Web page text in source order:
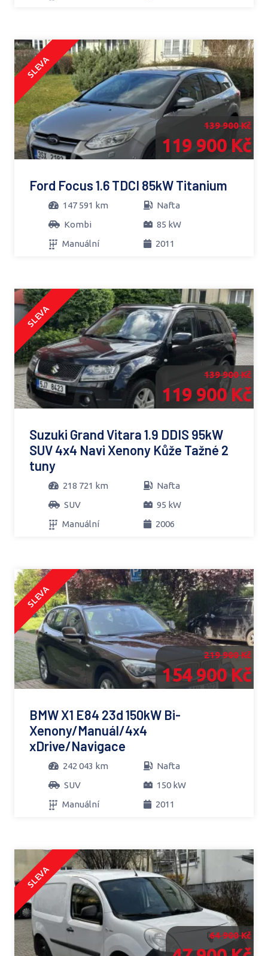
SLEVA
139 900 Kč
119 900 Kč
Ford Focus 1.6 TDCI 85kW Titanium
147 591 km
Nafta
Kombi
85 kW
Manuální
2011
SLEVA
139 900 Kč
119 900 Kč
Suzuki Grand Vitara 1.9 DDIS 95kW
SUV 4x4 Navi Xenony Kůže Tažné 2
tuny
218 721 km
Nafta
SUV
95 kW
Manuální
2006
SLEVA
219 900 Kč
154 900 Kč
BMW X1 E84 23d 150kW Bi-
Xenony/Manuál/4x4
xDrive/Navigace
242 043 km
Nafta
SUV
150 kW
Manuální
2011
SLEVA
64 900 Kč